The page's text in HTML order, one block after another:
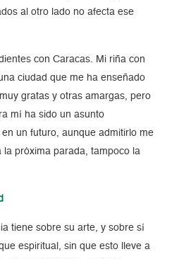
al otro lado no afecta ese
con Caracas. Mi riña con
ciudad que me ha enseñado
gratas y otras amargas, pero
mí ha sido un asunto
un futuro, aunque admitirlo me
la próxima parada, tampoco la
tiene sobre su arte, y sobre sí
espiritual, sin que esto lleve a